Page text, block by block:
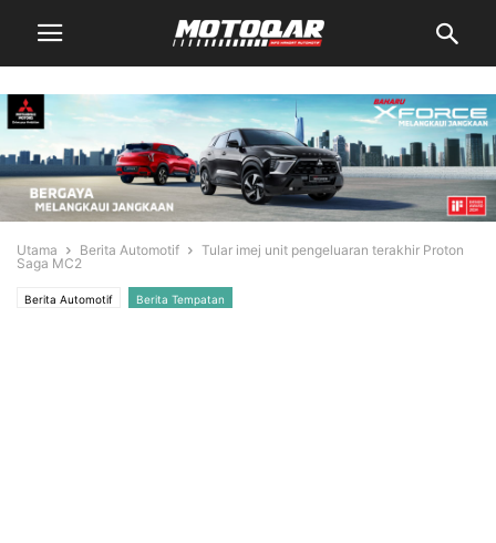
Utama Berita Automotif
Tular imej unit pengeluaran terakhir Proton
Saga MC2
Berita Automotif Berita Tempatan